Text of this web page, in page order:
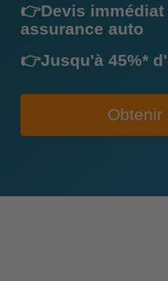
👉Devis
assurance auto
👉Jusqu'à 45%*
Obtenir